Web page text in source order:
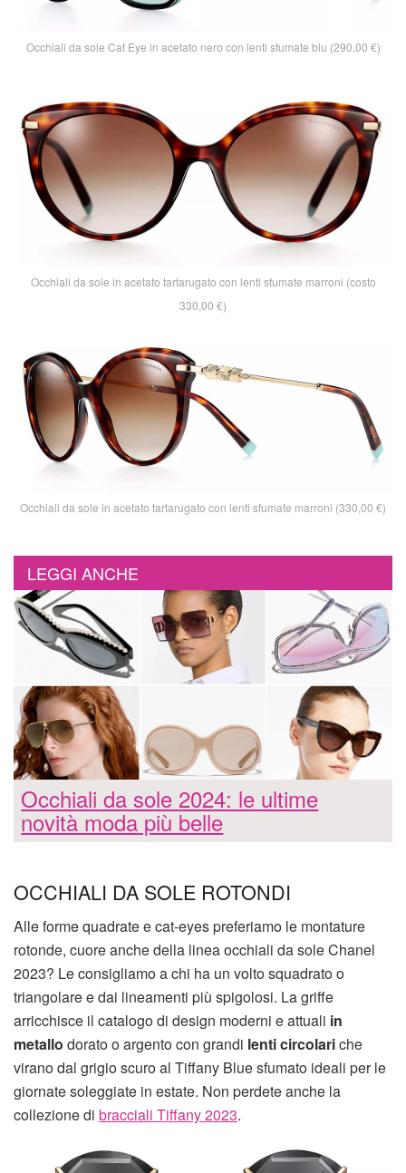
Occhiali da sole Cat Eye in acetato nero con lenti sfumate blu (290,00 €)
Occhiali da sole in acetato tartarugato con lenti sfumate marroni (costo
330,00 €)
Occhiali da sole in acetato tartarugato con lenti sfumate marroni (330,00 €)
LEGGI ANCHE
Occhiali da sole 2024: le ultime
novità moda più belle
OCCHIALI DA SOLE ROTONDI
Alle forme quadrate e cat-eyes preferiamo le montature
rotonde, cuore anche della linea occhiali da sole Chanel
2023? Le consigliamo a chi ha un volto squadrato o
triangolare e dai lineamenti più spigolosi. La griffe
arricchisce il catalogo di design moderni e attuali in
metallo dorato o argento con grandi lenti circolariche
virano dal grigio scuro al Tiffany Blue sfumato ideali per le
giornate soleggiate in estate. Non perdete anche la
collezione di bracciali Tiffany 2023.